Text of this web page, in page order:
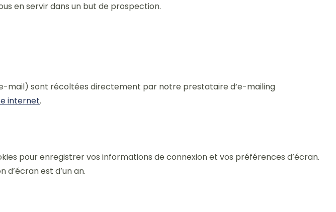
en servir dans un but de prospection.
mail) sont récoltées directement par notre prestataire d’e-mailing
internet.
pour enregistrer vos informations de connexion et vos préférences d’écran.
d’écran est d’un an.